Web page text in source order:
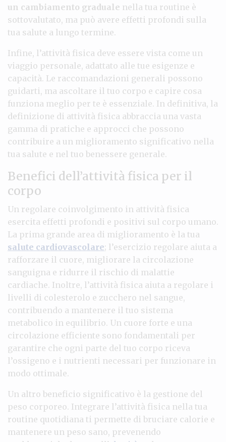
un cambiamento graduale nella tua routine è
sottovalutato, ma può avere effetti profondi sulla
tua salute a lungo termine.
Infine, l’attività fisica deve essere vista come un
viaggio personale, adattato alle tue esigenze e
capacità. Le raccomandazioni generali possono
guidarti, ma ascoltare il tuo corpo e capire cosa
funziona meglio per te è essenziale. In definitiva, la
definizione di attività fisica abbraccia una vasta
gamma di pratiche e approcci che possono
contribuire a un miglioramento significativo nella
tua salute e nel tuo benessere generale.
Benefici dell’attività fisica per il
corpo
Un regolare coinvolgimento in attività fisica
esercita effetti profondi e positivi sul corpo umano.
La prima grande area di miglioramento è la tua
salute cardiovascolare; l’esercizio regolare aiuta a
rafforzare il cuore, migliorare la circolazione
sanguigna e ridurre il rischio di malattie
cardiache. Inoltre, l’attività fisica aiuta a regolare i
livelli di colesterolo e zucchero nel sangue,
contribuendo a mantenere il tuo sistema
metabolico in equilibrio. Un cuore forte e una
circolazione efficiente sono fondamentali per
garantire che ogni parte del tuo corpo riceva
l’ossigeno e i nutrienti necessari per funzionare in
modo ottimale.
Un altro beneficio significativo è la gestione del
peso corporeo. Integrare l’attività fisica nella tua
routine quotidiana ti permette di bruciare calorie e
mantenere un peso sano, prevenendo